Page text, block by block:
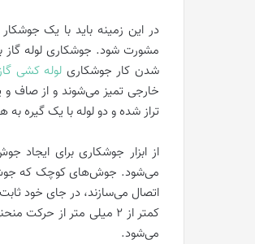
در این زمینه باید با یک
مشورت شود. جوشکاری لوله گاز
شدن کار جوشکاری لوله کشی
خارجی تمیز می‌شوند و از صاف
تراز شده و دو لوله با یک گیره
از ابزار جوشکاری برای ایجاد
می‌شود. جوش‌های کوچک که
اتصال می‌سازند، در جای خود
کمتر از ۲ میلی متر از
می‌شود.